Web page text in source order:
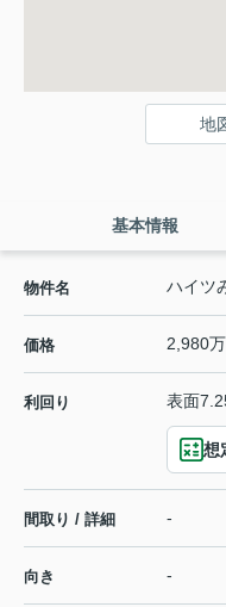
地
基本情報
物件名 ハイツ
価格 2,980
利回り 表面
想
間取り / 詳細 -
向き -